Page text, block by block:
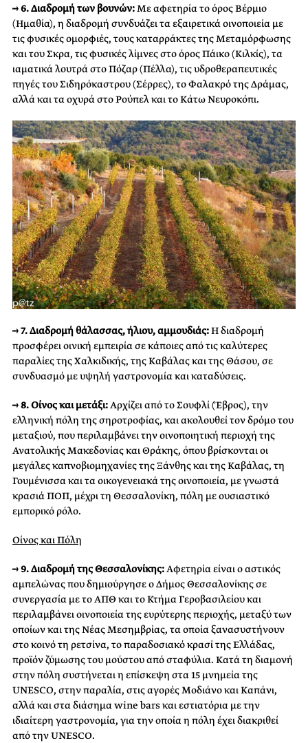
→ 6. Διαδρομή των βουνών:Με αφετηρία το όρος Βέρμιο
(Ημαθία), η διαδρομή συνδυάζει τα εξαιρετικά οινοποιεία με
τις φυσικές ομορφιές, τους καταρράκτες της Μεταμόρφωσης
και του Σκρα, τις φυσικές λίμνες στο όρος Πάικο (Κιλκίς), τα
ιαματικά λουτρά στο Πόζαρ (Πέλλα), τις υδροθεραπευτικές
πηγές του Σιδηρόκαστρου (Σέρρες), το Φαλακρό της Δράμας,
αλλά και τα οχυρά στο Ρούπελ και το Κάτω Νευροκόπι.
→ 7. Διαδρομή θάλασσας, ήλιου, αμμουδιάς:Η διαδρομή
προσφέρει οινική εμπειρία σε κάποιες από τις καλύτερες
παραλίες της Χαλκιδικής, της Καβάλας και της Θάσου, σε
συνδυασμό με υψηλή γαστρονομία και καταδύσεις.
→ 8. Οίνος και μετάξι:Αρχίζει από το Σουφλί (Έβρος), την
ελληνική πόλη της σηροτροφίας, και ακολουθεί τον δρόμο του
μεταξιού, που περιλαμβάνει την οινοποιητική περιοχή της
Ανατολικής Μακεδονίας και Θράκης, όπου βρίσκονται οι
μεγάλες καπνοβιομηχανίες της Ξάνθης και της Καβάλας, τη
Γουμένισσα και τα οικογενειακά της οινοποιεία, με γνωστά
κρασιά ΠΟΠ, μέχρι τη Θεσσαλονίκη, πόλη με ουσιαστικό
εμπορικό ρόλο.
Οίνος και Πόλη
→ 9. Διαδρομή της Θεσσαλονίκης:Αφετηρία είναι ο αστικός
αμπελώνας που δημιούργησε ο Δήμος Θεσσαλονίκης σε
συνεργασία με το ΑΠΘ και το Κτήμα Γεροβασιλείου και
περιλαμβάνει οινοποιεία της ευρύτερης περιοχής, μεταξύ των
οποίων και της Νέας Μεσημβρίας, τα οποία ξανασυστήνουν
στο κοινό τη ρετσίνα, το παραδοσιακό κρασί της Ελλάδας,
προϊόν ζύμωσης του μούστου από σταφύλια. Κατά τη διαμονή
στην πόλη συστήνεται η επίσκεψη στα 15 μνημεία της
UNESCO, στην παραλία, στις αγορές Μοδιάνο και Καπάνι,
αλλά και στα διάσημα wine bars και εστιατόρια με την
ιδιαίτερη γαστρονομία, για την οποία η πόλη έχει διακριθεί
από την UNESCO.